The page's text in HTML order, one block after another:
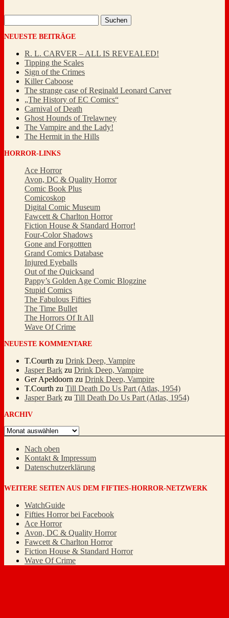
nach:
NEUESTE BEITRÄGE
R. L. CARVER – ALL IS REVEALED!
Tipping the Scales
Sign of the Crimes
Killer Caboose
The strange case of Reginald Leonard Carver
„The History of EC Comics“
Carnival of Death
Ghost Hounds of Trelawney
The Vampire and the Lady!
The Hermit in the Hills
HORROR-LINKS
Ace Horror
Avon, DC & Quality Horror
Comic Book Plus
Comicoskop
Digital Comic Museum
Fawcett & Charlton Horror
Fiction House & Standard Horror!
Four-Color Shadows
Gone and Forgottten
Grand Comics Database
Injured Eyeballs
Out of the Quicksand
Pappy’s Golden Age Comic Blogzine
Stupid Comics
The Fabulous Fifties
The Time Bullet
The Horrors Of It All
Wave Of Crime
NEUESTE KOMMENTARE
T.Courth zu Drink Deep, Vampire
Jasper Bark zu Drink Deep, Vampire
Ger Apeldoorn zu Drink Deep, Vampire
T.Courth zu Till Death Do Us Part (Atlas, 1954)
Jasper Bark zu Till Death Do Us Part (Atlas, 1954)
ARCHIV
Archiv
Nach oben
Kontakt & Impressum
Datenschutzerklärung
WEITERE SEITEN AUS DEM FIFTIES-HORROR-NETZWERK
WatchGuide
Fifties Horror bei Facebook
Ace Horror
Avon, DC & Quality Horror
Fawcett & Charlton Horror
Fiction House & Standard Horror
Wave Of Crime